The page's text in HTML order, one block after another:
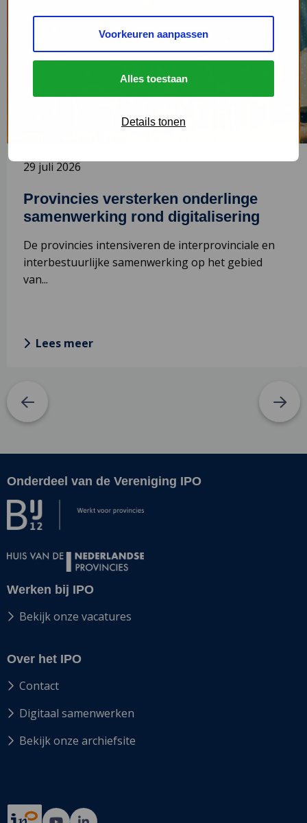
Voorkeuren aanpassen
Alles toestaan
Details tonen
Provincies versterken onderlinge
samenwerking rond digitalisering
29 juli 2026
De provincies intensiveren de interprovinciale en
interbestuurlijke samenwerking op het gebied
van...
Lees meer
versterken
Site
footer
Onderdeel van de Vereniging IPO
Werken bij IPO
Bekijk onze vacatures
Over het IPO
Contact
Digitaal samenwerken
Bekijk onze archiefsite
Ga Ga